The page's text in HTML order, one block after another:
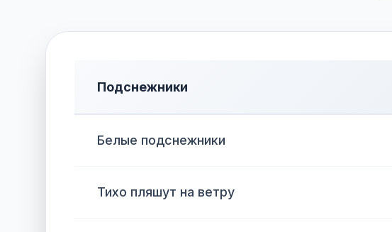
Подснежники
Белые подснежники
Тихо пляшут на ветру